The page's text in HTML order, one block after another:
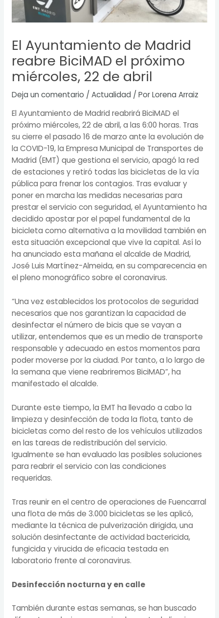
El Ayuntamiento de Madrid
reabre BiciMAD el próximo
miércoles, 22 de abril
Deja un comentario / Actualidad / PorLorena Arraiz
El Ayuntamiento de Madrid reabrirá BiciMAD el
próximo miércoles, 22 de abril, a las 6:00 horas. Tras
su cierre el pasado 16 de marzo ante la evolución de
la COVID-19, la Empresa Municipal de Transportes de
Madrid (EMT) que gestiona el servicio, apagó la red
de estaciones y retiró todas las bicicletas de la vía
pública para frenar los contagios. Tras evaluar y
poner en marcha las medidas necesarias para
prestar el servicio con seguridad, el Ayuntamiento ha
decidido apostar por el papel fundamental de la
bicicleta como alternativa a la movilidad también en
esta situación excepcional que vive la capital. Así lo
ha anunciado esta mañana el alcalde de Madrid,
José Luis Martínez-Almeida, en su comparecencia en
el pleno monográfico sobre el coronavirus.
“Una vez establecidos los protocolos de seguridad
necesarios que nos garantizan la capacidad de
desinfectar el número de bicis que se vayan a
utilizar, entendemos que es un medio de transporte
responsable y adecuado en estos momentos para
poder moverse por la ciudad. Por tanto, a lo largo de
la semana que viene reabriremos BiciMAD”, ha
manifestado el alcalde.
Durante este tiempo, la EMT ha llevado a cabo la
limpieza y desinfección de toda la flota, tanto de
bicicletas como del resto de los vehículos utilizados
en las tareas de redistribución del servicio.
Igualmente se han evaluado las posibles soluciones
para reabrir el servicio con las condiciones
requeridas.
Tras reunir en el centro de operaciones de Fuencarral
una flota de más de 3.000 bicicletas se les aplicó,
mediante la técnica de pulverización dirigida, una
solución desinfectante de actividad bactericida,
fungicida y virucida de eficacia testada en
laboratorio frente al coronavirus.
Desinfección nocturna y en calle
También durante estas semanas, se han buscado